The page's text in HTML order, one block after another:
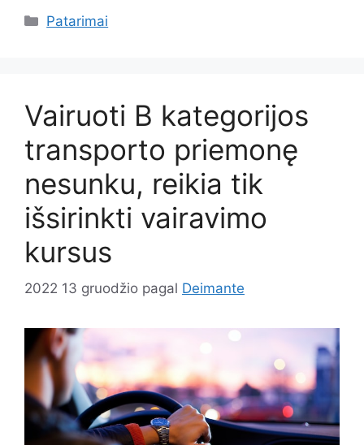
Kategorijos
Patarimai
Vairuoti B kategorijos
transporto priemonę
nesunku, reikia tik
išsirinkti vairavimo
kursus
2022 13 gruodžio pagal Deimante